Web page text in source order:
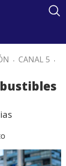
. CANAL 5 .